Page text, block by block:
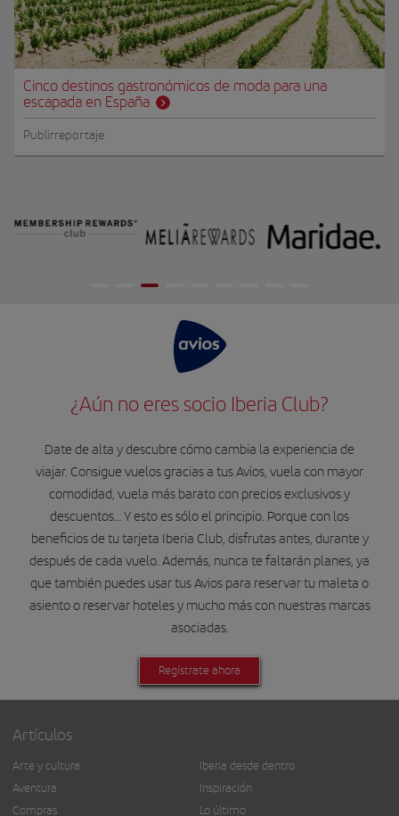
Cinco destinos gastronómicos de moda para una
escapada en España
Publirreportaje
¿Aún no eres socio Iberia Club?
Date de alta y descubre cómo cambia la experiencia de
viajar. Consigue vuelos gracias a tus Avios, vuela con mayor
comodidad, vuela más barato con precios exclusivos y
descuentos… Y esto es sólo el principio. Porque con los
beneficios de tu tarjeta Iberia Club, disfrutas antes, durante y
después de cada vuelo. Además, nunca te faltarán planes, ya
que también puedes usar tus Avios para reservar tu maleta o
asiento o reservar hoteles y mucho más con nuestras marcas
asociadas.
Regístrate ahora
Artículos
Arte y cultura
Aventura
Compras
Iberia desde dentro
Inspiración
Lo último